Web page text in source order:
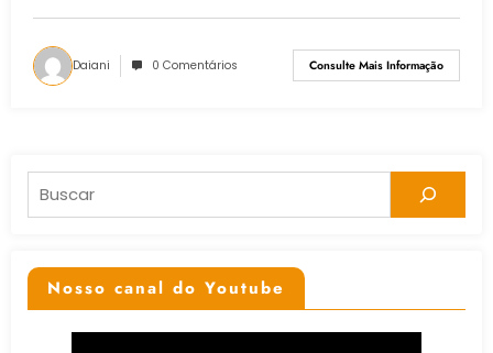
Daiani 0 Comentários Consulte Mais Informação
Pesquisar
Nosso canal do Youtube